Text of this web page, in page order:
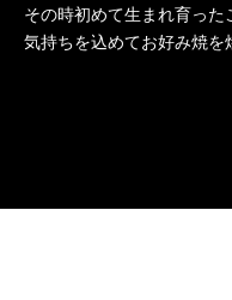
その時初めて生まれ育っ
気持ちを込めてお好み焼を